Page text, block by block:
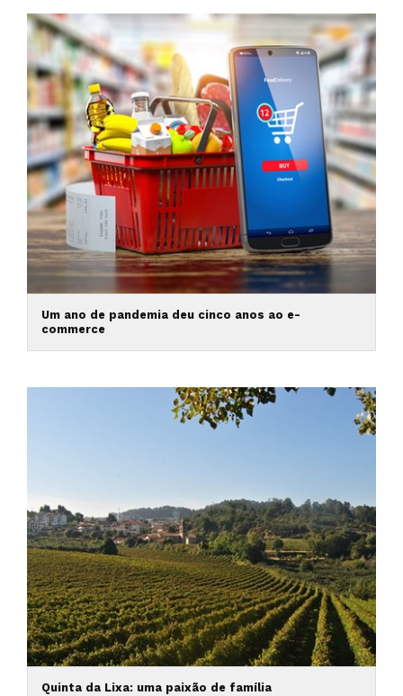
Um ano de pandemia deu cinco anos ao e-
commerce
Quinta da Lixa: uma paixão de família